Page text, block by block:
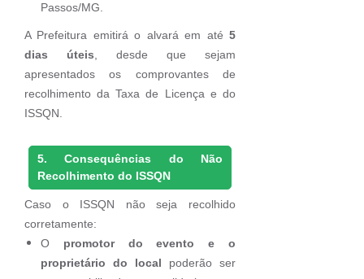
Passos/MG.
A Prefeitura emitirá o alvará em até 5
dias úteis , desde que sejam
apresentados os comprovantes de
recolhimento da Taxa de Licença e do
ISSQN.
5. Consequências do Não
Recolhimento do ISSQN
Caso o ISSQN não seja recolhido
corretamente:
O promotor do evento e o
proprietário do local poderão ser